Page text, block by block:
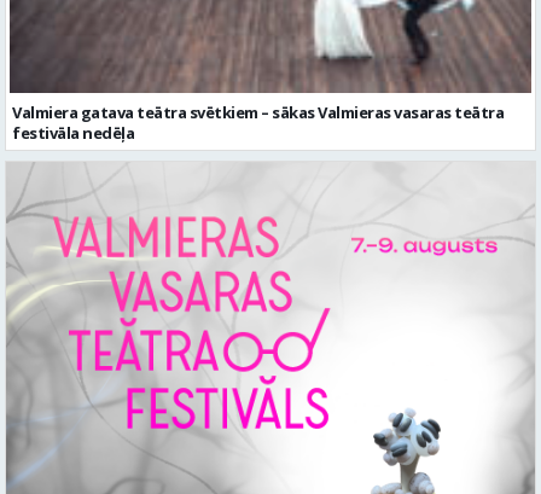
Valmiera gatava teātra svētkiem – sākas Valmieras vasaras teātra
festivāla nedēļa